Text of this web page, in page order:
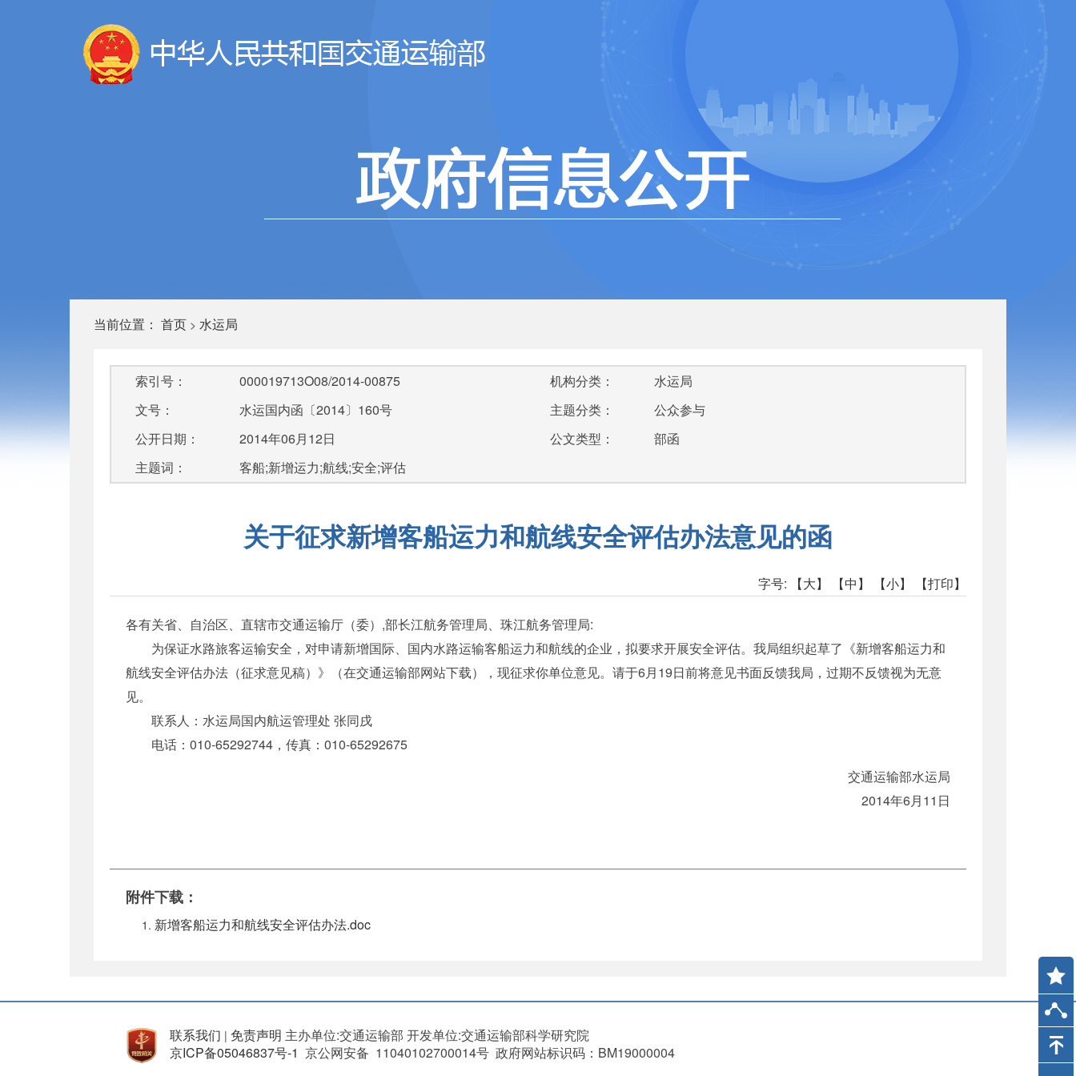
当前位置： 首页 > 水运局
索引号：
000019713O08/2014-00875
文号：
水运国内函〔2014〕160号
公开日期：
2014年06月12日
主题词：
客船;新增运力;航线;安全;评估
机构分类：
水运局
主题分类：
公众参与
公文类型：
部函
关于征求新增客船运力和航线安全评估办法意见的函
字号: 【大】 【中】 【小】 【打印】
各有关省、自治区、直辖市交通运输厅（委）,部长江航务管理局、珠江航务管理局:
为保证水路旅客运输安全，对申请新增国际、国内水路运输客船运力和航线的企业，拟要求开展安全评估。我局组织起草了《新增客船运力和
航线安全评估办法（征求意见稿）》（在交通运输部网站下载），现征求你单位意见。请于6月19日前将意见书面反馈我局，过期不反馈视为无意
见。
联系人：水运局国内航运管理处 张同戌
电话：010-65292744，传真：010-65292675
交通运输部水运局
2014年6月11日
附件下载：
新增客船运力和航线安全评估办法.doc
联系我们 | 免责声明 主办单位:交通运输部 开发单位:交通运输部科学研究院
京ICP备05046837号-1 京公网安备 11040102700014号 政府网站标识码：BM19000004